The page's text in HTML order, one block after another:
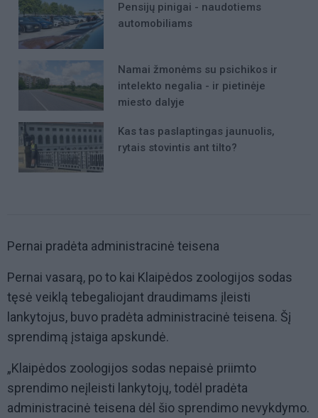
Pensijų pinigai - naudotiems
automobiliams
Namai žmonėms su psichikos ir
intelekto negalia - ir pietinėje
miesto dalyje
Kas tas paslaptingas jaunuolis,
rytais stovintis ant tilto?
Pernai pradėta administracinė teisena
Pernai vasarą, po to kai Klaipėdos zoologijos sodas
tęsė veiklą tebegaliojant draudimams įleisti
lankytojus, buvo pradėta administracinė teisena. Šį
sprendimą įstaiga apskundė.
„Klaipėdos zoologijos sodas nepaisė priimto
sprendimo neįleisti lankytojų, todėl pradėta
administracinė teisena dėl šio sprendimo nevykdymo.